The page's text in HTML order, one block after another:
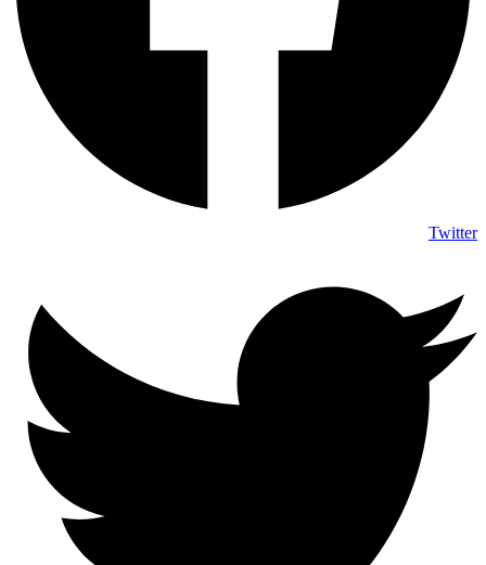
Twitter